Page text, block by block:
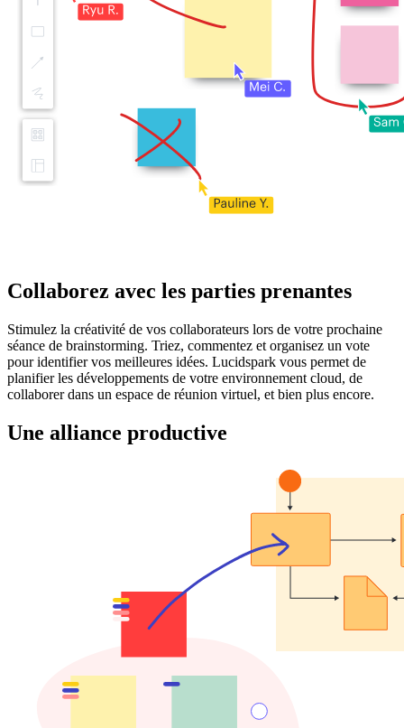
Collaborez avec les parties prenantes
Stimulez la créativité de vos collaborateurs lors de votre prochaine
séance de brainstorming. Triez, commentez et organisez un vote
pour identifier vos meilleures idées. Lucidspark vous permet de
planifier les développements de votre environnement cloud, de
collaborer dans un espace de réunion virtuel, et bien plus encore.
Une alliance productive